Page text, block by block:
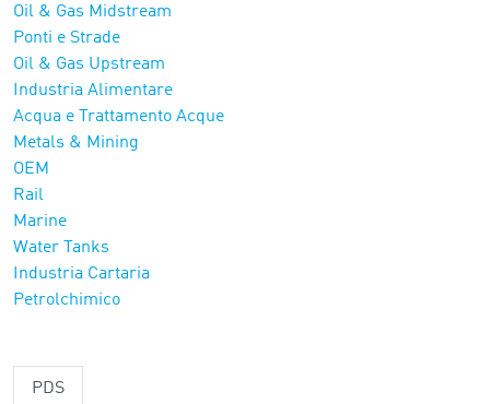
Oil & Gas Midstream
Ponti e Strade
Oil & Gas Upstream
Industria Alimentare
Acqua e Trattamento Acque
Metals & Mining
OEM
Rail
Marine
Water Tanks
Industria Cartaria
Petrolchimico
PDS